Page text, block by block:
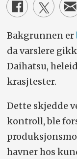
Bakgrunnen er
da varslere
Daihatsu,
krasjtester.
Dette skjedde
kontroll, ble
havner hos